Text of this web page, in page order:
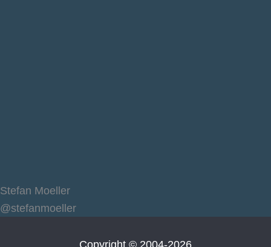
Stefan Moeller
@stefanmoeller
Copyright © 2004-2026